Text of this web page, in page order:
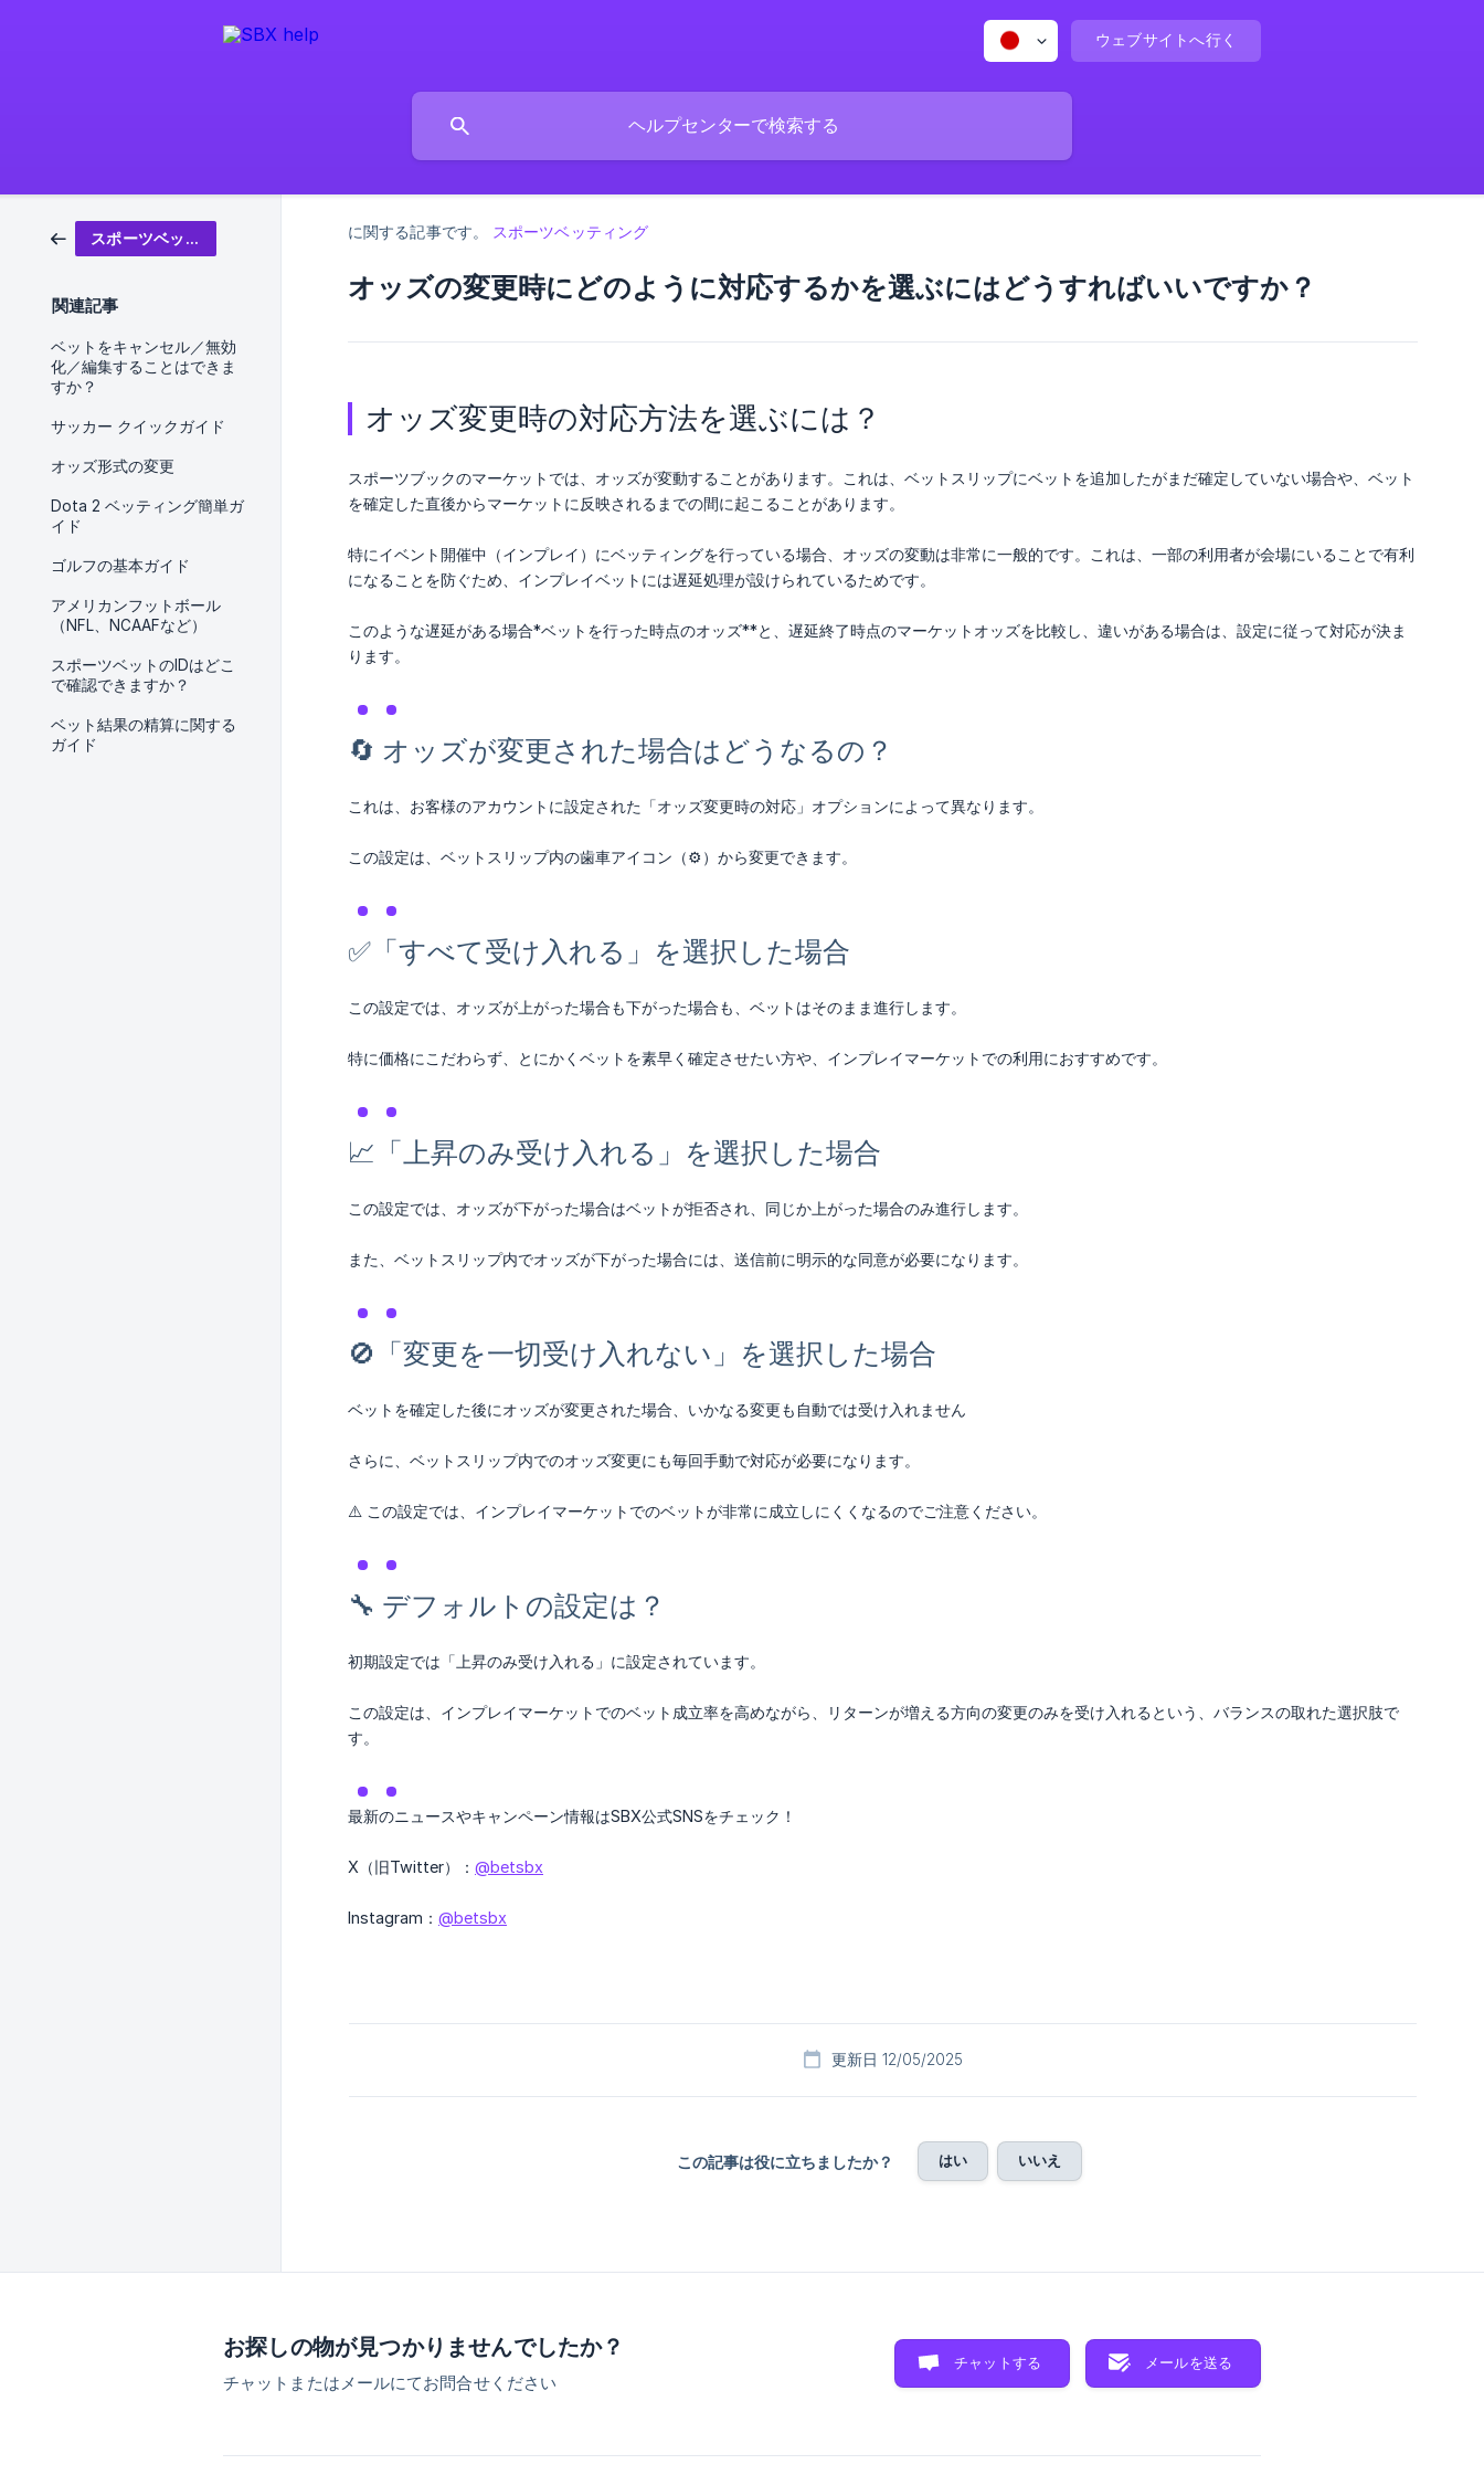
ウェブサイトへ行く
スポーツベッティング
関連記事
ベットをキャンセル／無効
化／編集することはできま
すか？
サッカー クイックガイド
オッズ形式の変更
Dota 2 ベッティング簡単ガ
イド
ゴルフの基本ガイド
アメリカンフットボール
（NFL、NCAAFなど）
スポーツベットのIDはどこ
で確認できますか？
ベット結果の精算に関する
ガイド
に関する記事です。 スポーツベッティング
オッズの変更時にどのように対応するかを選ぶにはどうすればいいですか？
オッズ変更時の対応方法を選ぶには？
スポーツブックのマーケットでは、オッズが変動することがあります。これは、ベットスリップにベットを追加したがまだ確定していない場合や、ベット
を確定した直後からマーケットに反映されるまでの間に起こることがあります。
特にイベント開催中（インプレイ）にベッティングを行っている場合、オッズの変動は非常に一般的です。これは、一部の利用者が会場にいることで有利
になることを防ぐため、インプレイベットには遅延処理が設けられているためです。
このような遅延がある場合*ベットを行った時点のオッズ**と、遅延終了時点のマーケットオッズを比較し、違いがある場合は、設定に従って対応が決ま
ります。
🔄 オッズが変更された場合はどうなるの？
これは、お客様のアカウントに設定された「オッズ変更時の対応」オプションによって異なります。
この設定は、ベットスリップ内の歯車アイコン（⚙️）から変更できます。
✅「すべて受け入れる」を選択した場合
この設定では、オッズが上がった場合も下がった場合も、ベットはそのまま進行します。
特に価格にこだわらず、とにかくベットを素早く確定させたい方や、インプレイマーケットでの利用におすすめです。
📈「上昇のみ受け入れる」を選択した場合
この設定では、オッズが下がった場合はベットが拒否され、同じか上がった場合のみ進行します。
また、ベットスリップ内でオッズが下がった場合には、送信前に明示的な同意が必要になります。
🚫「変更を一切受け入れない」を選択した場合
ベットを確定した後にオッズが変更された場合、いかなる変更も自動では受け入れません
さらに、ベットスリップ内でのオッズ変更にも毎回手動で対応が必要になります。
⚠️ この設定では、インプレイマーケットでのベットが非常に成立しにくくなるのでご注意ください。
🔧 デフォルトの設定は？
初期設定では「上昇のみ受け入れる」に設定されています。
この設定は、インプレイマーケットでのベット成立率を高めながら、リターンが増える方向の変更のみを受け入れるという、バランスの取れた選択肢で
す。
最新のニュースやキャンペーン情報はSBX公式SNSをチェック！
X（旧Twitter）： @betsbx
Instagram： @betsbx
更新日 12/05/2025
この記事は役に立ちましたか？ はい いいえ
お探しの物が見つかりませんでしたか？
チャットまたはメールにてお問合せください
チャットする メールを送る